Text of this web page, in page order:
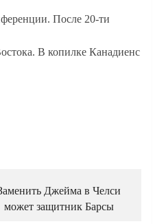
После 20-ти
В копилке Канадиенс
Джейма в Челси
может защитник Барсы